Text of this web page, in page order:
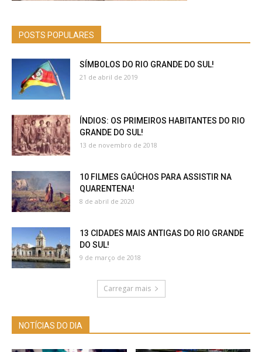
POSTS POPULARES
SÍMBOLOS DO RIO GRANDE DO SUL!
21 de abril de 2019
ÍNDIOS: OS PRIMEIROS HABITANTES DO RIO
GRANDE DO SUL!
13 de novembro de 2018
10 FILMES GAÚCHOS PARA ASSISTIR NA
QUARENTENA!
8 de abril de 2020
13 CIDADES MAIS ANTIGAS DO RIO GRANDE
DO SUL!
9 de março de 2018
Carregar mais
NOTÍCIAS DO DIA